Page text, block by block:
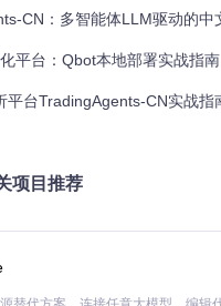
智能风控节点
中，风险控制往往决定了账户
避免过度交易
，控制在账户净值的1-2%
过预设阈值自动触发减仓
：多智能体LLM驱动的中文金融交易框架
平台：Qbot本地部署实战指南
TradingAgents-CN实战指南：多场景部署与
项目推荐